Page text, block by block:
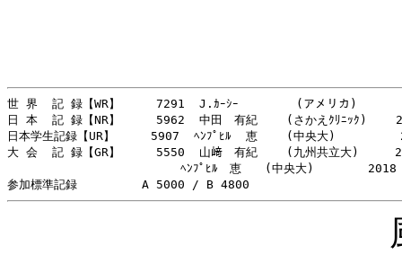
世 界  記 録【WR】     7291  J.ｶｰｼｰ        (アメリカ)
日 本  記 録【NR】     5962  中田　有紀    (さかえｸﾘﾆｯｸ)
日本学生記録【UR】     5907  ﾍﾝﾌﾟﾋﾙ  恵    (中央大)
大 会  記 録【GR】     5550  山﨑　有紀    (九州共立大)
ﾍﾝﾌﾟﾋﾙ　恵　　(中央大)　　　　 2018